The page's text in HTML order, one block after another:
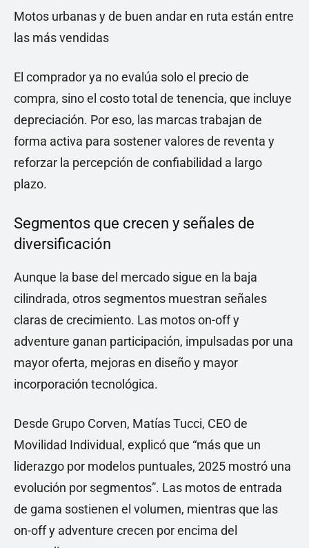
Motos urbanas y de buen andar en ruta están entre
las más vendidas
El comprador ya no evalúa solo el precio de
compra, sino el costo total de tenencia, que incluye
depreciación. Por eso, las marcas trabajan de
forma activa para sostener valores de reventa y
reforzar la percepción de confiabilidad a largo
plazo.
Segmentos que crecen y señales de
diversificación
Aunque la base del mercado sigue en la baja
cilindrada, otros segmentos muestran señales
claras de crecimiento. Las motos on-off y
adventure ganan participación, impulsadas por una
mayor oferta, mejoras en diseño y mayor
incorporación tecnológica.
Desde Grupo Corven, Matías Tucci, CEO de
Movilidad Individual, explicó que “más que un
liderazgo por modelos puntuales, 2025 mostró una
evolución por segmentos”. Las motos de entrada
de gama sostienen el volumen, mientras que las
on-off y adventure crecen por encima del